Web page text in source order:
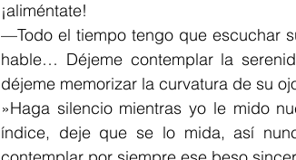
¡aliméntate!
—Todo el tiempo tengo que escuchar
hable… Déjeme contemplar la
déjeme memorizar la curvatura de su
»Haga silencio mientras yo le mido
índice, deje que se lo mida, así